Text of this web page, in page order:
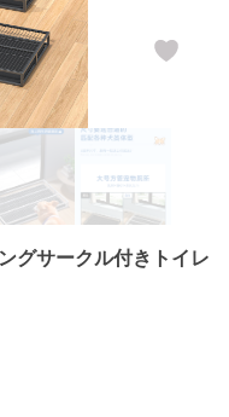
グサークル付きトイレ